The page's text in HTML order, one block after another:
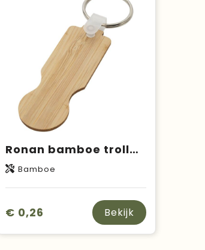
Ronan bamboe trolley sleutelhanger
Bamboe
€ 0,26 Bekijk